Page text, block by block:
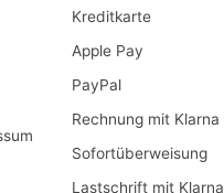
Kreditkarte
Apple Pay
PayPal
Rechnung mit Klarna
Sofortüberweisung
Lastschrift mit Klarna